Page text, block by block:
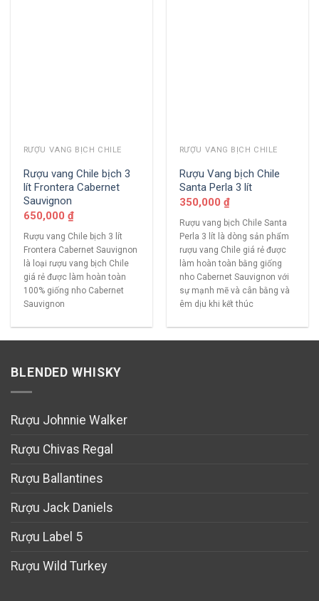
RƯỢU VANG BỊCH CHILE
Rượu vang Chile bịch 3
lít Frontera Cabernet
Sauvignon
650,000 ₫
Rượu vang Chile bịch 3 lít
Frontera Cabernet Sauvignon
là loại rượu vang bịch Chile
giá rẻ được làm hoàn toàn
100% giống nho Cabernet
Sauvignon
RƯỢU VANG BỊCH CHILE
Rượu Vang bịch Chile
Santa Perla 3 lít
350,000 ₫
Rượu vang bịch Chile Santa
Perla 3 lít là dòng sản phẩm
rượu vang Chile giá rẻ được
làm hoàn toàn bằng giống
nho Cabernet Sauvignon với
sự mạnh mẽ và cân bằng và
êm dịu khi kết thúc
BLENDED WHISKY
Rượu Johnnie Walker
Rượu Chivas Regal
Rượu Ballantines
Rượu Jack Daniels
Rượu Label 5
Rượu Wild Turkey